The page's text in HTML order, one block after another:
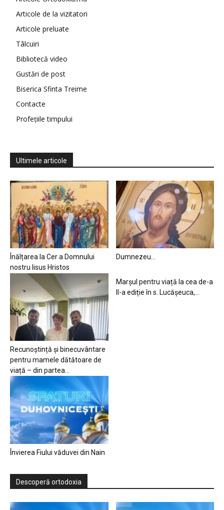
Articole de la vizitatori
Articole preluate
Tâlcuiri
Bibliotecă video
Gustări de post
Biserica Sfinta Treime
Contacte
Profețiile timpului
Ultimele articole
Înălțarea la Cer a Domnului
nostru Iisus Hristos
Dumnezeu…
Recunoștință și binecuvântare
pentru mamele dătătoare de
viață – din partea...
Marșul pentru viață la cea de-a
II-a ediție în s. Lucășeuca,...
Învierea Fiului văduvei din Nain
Descoperă ortodoxia